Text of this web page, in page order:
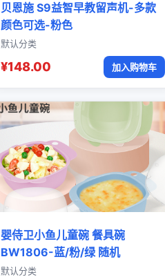
贝恩施 S9益智早教留声机-多款
颜色可选-粉色
默认分类
¥148.00 加入购物车
婴侍卫小鱼儿童碗 餐具碗
BW1806-蓝/粉/绿 随机
默认分类